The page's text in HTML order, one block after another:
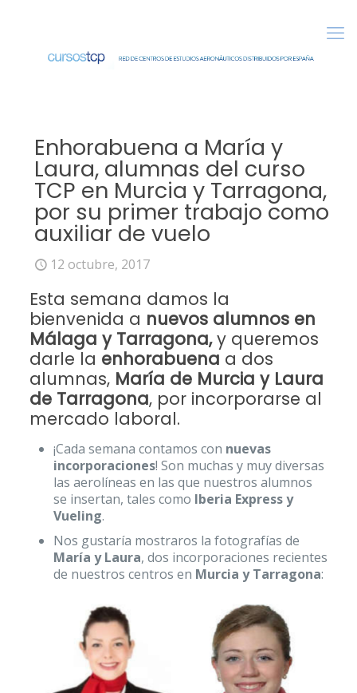
Enhorabuena a María y
Laura, alumnas del curso
TCP en Murcia y Tarragona,
por su primer trabajo como
auxiliar de vuelo
12 octubre, 2017
Esta semana damos la
bienvenida a nuevos alumnos en
Málaga y Tarragona,y queremos
darle la enhorabuena a dos
alumnas, María de Murcia y Laura
de Tarragona, por incorporarse al
mercado laboral.
¡Cada semana contamos con nuevas
incorporaciones! Son muchas y muy diversas
las aerolíneas en las que nuestros alumnos
se insertan, tales como Iberia Express y
Vueling.
Nos gustaría mostraros la fotografías de
María y Laura, dos incorporaciones recientes
de nuestros centros en Murcia y Tarragona: